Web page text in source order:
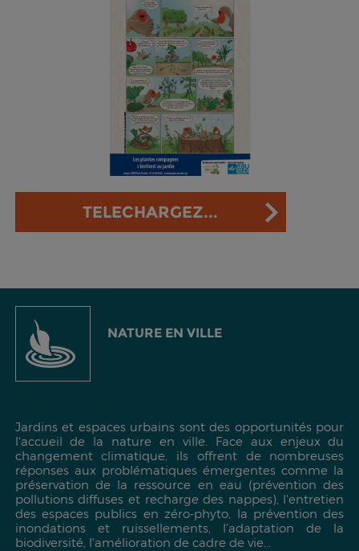
TELECHARGEZ...
NATURE EN VILLE
Jardins et espaces urbains sont des opportunités pour
l'accueil de la nature en ville. Face aux enjeux du
changement climatique, ils offrent de nombreuses
réponses aux problématiques émergentes comme la
préservation de la ressource en eau (prévention des
pollutions diffuses et recharge des nappes), l'entretien
des espaces publics en zéro-phyto, la prévention des
inondations et ruissellements, l'adaptation de la
biodiversité, l'amélioration de cadre de vie...